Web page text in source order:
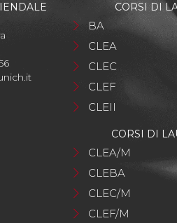
CORSI DI
BA
CLEA
CLEC
CLEF
CLEII
CORSI DI
CLEA/M
CLEBA
CLEC/M
CLEF/M